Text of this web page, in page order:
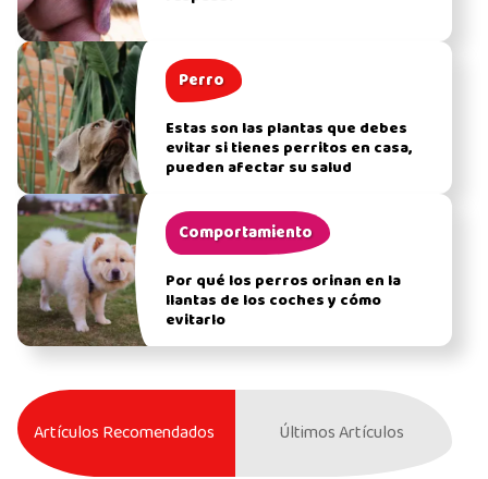
Perro
Estas son las plantas que debes
evitar si tienes perritos en casa,
pueden afectar su salud
Comportamiento
Por qué los perros orinan en la
llantas de los coches y cómo
evitarlo
Artículos Recomendados Últimos Artículos